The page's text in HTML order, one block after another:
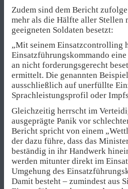
Zudem sind dem Bericht
mehr als die Hälfte aller Stellen
geeigneten Soldaten besetzt:
„Mit seinem Einsatzcontrolling
Einsatzführungskommando
an nicht forderungsgerecht
ermittelt. Die genannten
ausschließlich auf unerfüllte
Sprachleistungsprofil oder
Gleichzeitig herrscht im
ausgeprägte Panik vor
Bericht spricht von einem
der dazu führe, dass das
beständig in ihr Handwerk
werden mitunter direkt im
Umgehung des
Damit besteht – zumindest aus